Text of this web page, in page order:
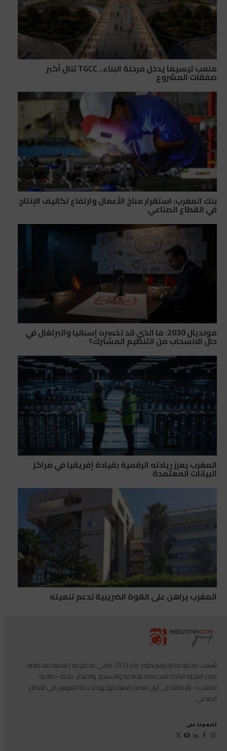
ملعب تيسيما يدخل مرحلة البناء.. TGCC تنال أكبر
صفقات المشروع
بنك المغرب: استقرار مناخ الأعمال وارتفاع تكاليف الإنتاج
في القطاع الصناعي
مونديال 2030: ما الذي قد تخسره إسبانيا والبرتغال في
حال الانسحاب من التنظيم المشترك؟
المغرب يعزز ريادته الرقمية بقيادة إفريقيا في مراكز
البيانات المعتمدة
المغرب يراهن على القوة الضريبية لدعم تنميته
تأسست مجموعة إندوستريكوم عام 2013، وهي مجموعة إعلامية متخصصة
تصدر المجلة الرائدة المخصصة للصناعة والاستثمار والابتكار: مجلة «صناعة
المغرب»، بالإضافة إلى أول منصة رقمية موجهة لخدمة المهنيين في القطاع
الصناعي.
تابعونا على